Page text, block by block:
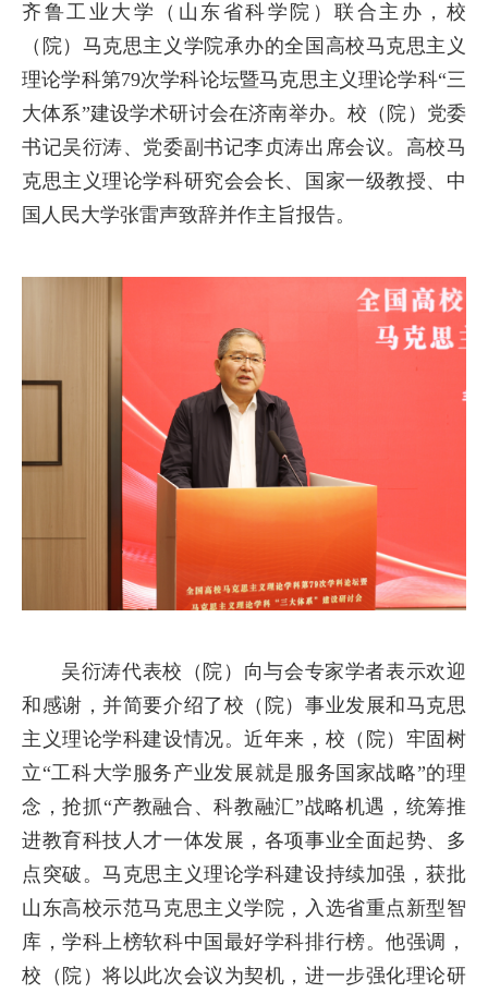
齐鲁工业大学（山东省科学院）联合主办，校
（院）马克思主义学院承办的全国高校马克思主义
理论学科第79次学科论坛暨马克思主义理论学科“三
大体系”建设学术研讨会在济南举办。校（院）党委
书记吴衍涛、党委副书记李贞涛出席会议。高校马
克思主义理论学科研究会会长、国家一级教授、中
国人民大学张雷声致辞并作主旨报告。
吴衍涛代表校（院）向与会专家学者表示欢迎
和感谢，并简要介绍了校（院）事业发展和马克思
主义理论学科建设情况。近年来，校（院）牢固树
立“工科大学服务产业发展就是服务国家战略”的理
念，抢抓“产教融合、科教融汇”战略机遇，统筹推
进教育科技人才一体发展，各项事业全面起势、多
点突破。马克思主义理论学科建设持续加强，获批
山东高校示范马克思主义学院，入选省重点新型智
库，学科上榜软科中国最好学科排行榜。他强调，
校（院）将以此次会议为契机，进一步强化理论研